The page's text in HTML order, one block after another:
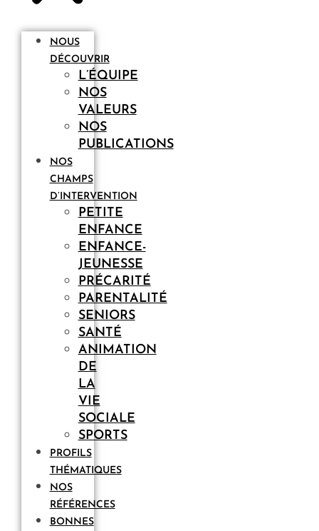
NOUS
DÉCOUVRIR
L’ÉQUIPE
NOS
VALEURS
NOS
PUBLICATIONS
NOS
CHAMPS
D’INTERVENTION
PETITE
ENFANCE
ENFANCE-
JEUNESSE
PRÉCARITÉ
PARENTALITÉ
SENIORS
SANTÉ
ANIMATION
DE
LA
VIE
SOCIALE
SPORTS
PROFILS
THÉMATIQUES
NOS
RÉFÉRENCES
BONNES